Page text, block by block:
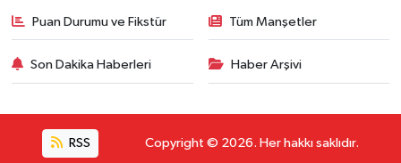
Puan Durumu ve Fikstür Tüm Manşetler
Son Dakika Haberleri Haber Arşivi
RSS Copyright © 2026. Her hakkı saklıdır.